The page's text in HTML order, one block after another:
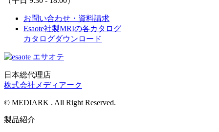
お問い合わせ・資料請求
Esaote社製MRIの各カタログ
カタログダウンロード
日本総代理店
株式会社メディアーク
© MEDIARK . All Right Reserved.
製品紹介